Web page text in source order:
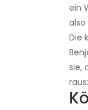
ein
Die
sie,